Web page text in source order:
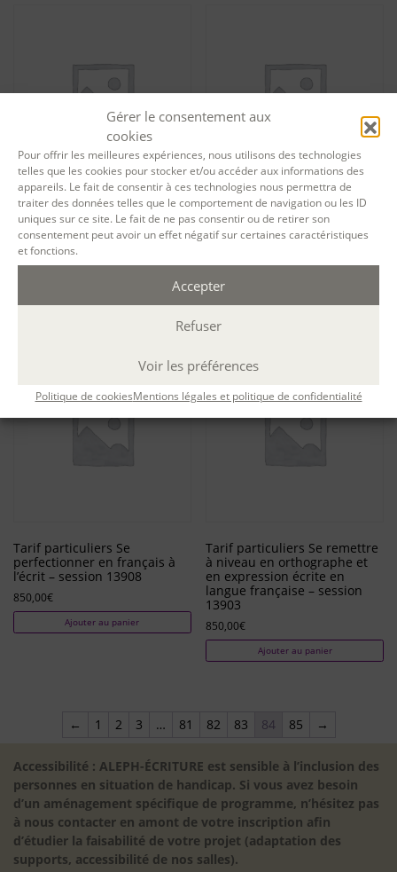
Gérer le consentement aux
cookies
Pour offrir les meilleures expériences, nous utilisons des technologies
telles que les cookies pour stocker et/ou accéder aux informations des
appareils. Le fait de consentir à ces technologies nous permettra de
traiter des données telles que le comportement de navigation ou les ID
uniques sur ce site. Le fait de ne pas consentir ou de retirer son
consentement peut avoir un effet négatif sur certaines caractéristiques
et fonctions.
Accepter
Refuser
Voir les préférences
Politique de cookiesMentions légales et politique de confidentialité
Tarif particuliers S’initier au
“seul en scène” au Petit
Pontbiel dans les Landes
(Aquitaine) – session 13453
Tarif particuliers Se
perfectionner en français à
l’écrit – session 13907
Tarif particuliers Se
perfectionner en français à
l’écrit – session 13908
850,00€
Ajouter au panier
Tarif particuliers Se remettre
à niveau en orthographe et
en expression écrite en
langue française – session
13903
850,00€
Ajouter au panier
← 1 2 3 … 81 82 83 84 85 →
Accessibilité : ALEPH-ÉCRITURE est sensible à l’inclusion des
personnes en situation de handicap. Si vous avez besoin
d’un aménagement spécifique de programme, n’hésitez pas
à nous contacter en amont de votre inscription afin
d’étudier la faisabilité de votre projet (adaptation des
supports, accessibilité de nos salles).